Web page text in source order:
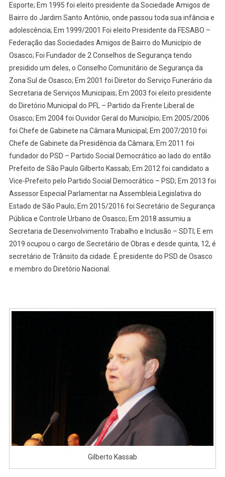
Esporte; Em 1995 foi eleito presidente da Sociedade Amigos de
Bairro do Jardim Santo Antônio, onde passou toda sua infância e
adolescência; Em 1999/2001 Foi eleito Presidente da FESABO –
Federação das Sociedades Amigos de Bairro do Município de
Osasco; Foi Fundador de 2 Conselhos de Segurança tendo
presidido um deles, o Conselho Comunitário de Segurança da
Zona Sul de Osasco; Em 2001 foi Diretor do Serviço Funerário da
Secretaria de Serviços Municipais; Em 2003 foi eleito presidente
do Diretório Municipal do PFL – Partido da Frente Liberal de
Osasco; Em 2004 foi Ouvidor Geral do Município; Em 2005/2006
foi Chefe de Gabinete na Câmara Municipal; Em 2007/2010 foi
Chefe de Gabinete da Presidência da Câmara; Em 2011 foi
fundador do PSD – Partido Social Democrático ao lado do então
Prefeito de São Paulo Gilberto Kassab; Em 2012 foi candidato a
Vice-Prefeito pelo Partido Social Democrático – PSD; Em 2013 foi
Assessor Especial Parlamentar na Assembleia Legislativa do
Estado de São Paulo; Em 2015/2016 foi Secretário de Segurança
Pública e Controle Urbano de Osasco; Em 2018 assumiu a
Secretaria de Desenvolvimento Trabalho e Inclusão – SDTI; E em
2019 ocupou o cargo de Secretário de Obras e desde quinta, 12, é
secretário de Trânsito da cidade. É presidente do PSD de Osasco
e membro do Diretório Nacional.
Gilberto Kassab